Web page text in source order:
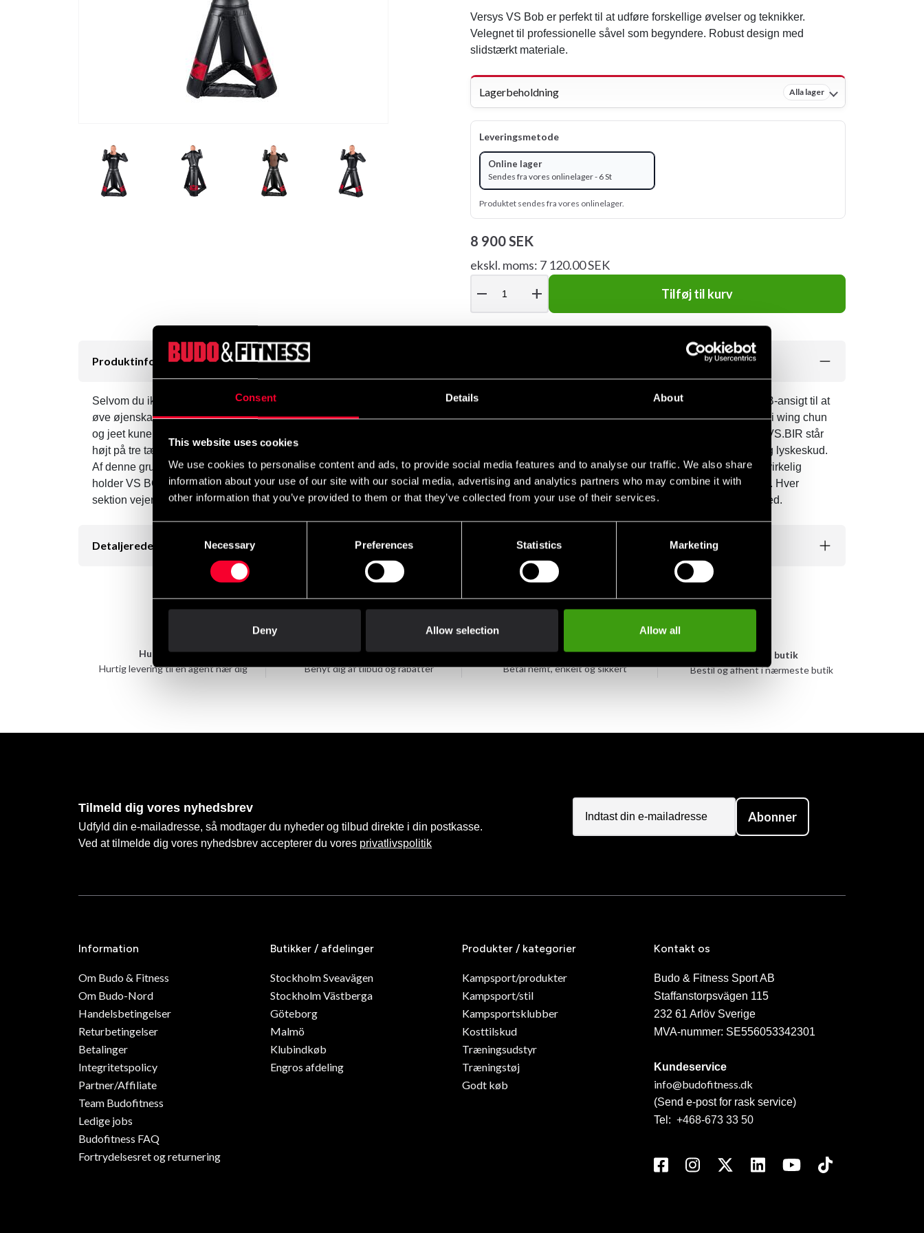
Consent Details About
This website uses cookies
We use cookies to personalise content and ads, to provide social media features and to analyse our traffic. We also share
information about your use of our site with our social media, advertising and analytics partners who may combine it with
other information that you’ve provided to them or that they’ve collected from your use of their services.
Selection
Necessary Preferences Statistics Marketing
Deny Allow selection Allow all
Versys VS Bob er perfekt til at udføre forskellige øvelser og teknikker.
Velegnet til professionelle såvel som begyndere. Robust design med
slidstærkt materiale.
Lagerbeholdning Alla lager
Leveringsmetode
Online lager
Sendes fra vores onlinelager - 6 St
Produktet sendes fra vores onlinelager.
8 900 SEK
ekskl. moms: 7 120.00 SEK
remove add Tilføj til kurv
Produktinformation
Selvom du ikke kan se det under det sorte vinylcover, er der en fuld BOB-torso i denne taske til slående øvelse, såvel som det klassiske BOB-ansigt til at
øve øjenskader, hals- og nakkeangreb og flere selvforsvarsteknikker , som er fyldt med en blød polstring, kan bruges til at fange (almindeligt i wing chun
og jeet kune do), samt bobbing og vævning, parering og andre bevægelser, der involverer arbejde omkring en modstanders arme. Flyt ned: VS.BIR står
højt på tre tætte skumben. Denne stativstilling giver brugerne mulighed for at arbejde på indersiden og ydersiden af ​​benspark, knæangreb og lyskeskud.
Af denne grund er VS. BIR er blevet meget populær inden for selvforsvar og taktisk kunst. Selvom skummet i hans ben er robust, er det, der virkelig
holder VS BOB oprejst, det, der er mellem dem... nej, lavere De tre sektioner, der danner en trekant, der forbinder hans fødder, er sandvægte. Hver
sektion vejer lidt over 16 kg. For en totalvægt på 50 kg. VS BOB er 175 cm høj. 116 cm af disse tommer er i hans ben; resten er torso og hoved.
Detaljerede oplysninger
Hurtig levering
Hurtig levering til en agent nær dig
Klubrabatter
Benyt dig af tilbud og rabatter
MobilePay, Kustom & Adyen
Betal nemt, enkelt og sikkert
Afhentes i butik
Bestil og afhent i nærmeste butik
Tilmeld dig vores nyhedsbrev
Udfyld din e-mailadresse, så modtager du nyheder og tilbud direkte i din postkasse.
Ved at tilmelde dig vores nyhedsbrev accepterer du vores privatlivspolitik
Abonner
Information
Om Budo & Fitness
Om Budo-Nord
Handelsbetingelser
Returbetingelser
Betalinger
Integritetspolicy
Partner/Affiliate
Team Budofitness
Ledige jobs
Budofitness FAQ
Fortrydelsesret og returnering
Butikker / afdelinger
Stockholm Sveavägen
Stockholm Västberga
Göteborg
Malmö
Klubindkøb
Engros afdeling
Produkter / kategorier
Kampsport/produkter
Kampsport/stil
Kampsportsklubber
Kosttilskud
Træningsudstyr
Træningstøj
Godt køb
Kontakt os
Budo & Fitness Sport AB
Staffanstorpsvägen 115
232 61 Arlöv Sverige
MVA-nummer: SE556053342301
Kundeservice
info@budofitness.dk
(Send e-post for rask service)
Tel: +468-673 33 50